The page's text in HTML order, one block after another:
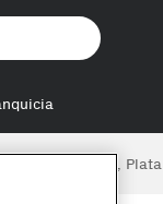
y digital Negro, Plata